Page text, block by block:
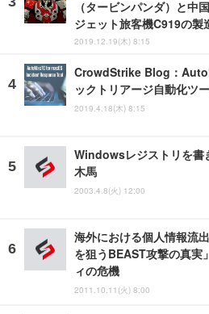
（タービンパンダ）と中
ジェット旅客機C919の製
2019.12.19(木) 8:15
CrowdStrike Blog：
ックトリアージ自動化ツ
2019.4.18(木) 8:15
Windowsレジストリを
木馬
2003.4.8(火) 12:00
海外における個人情報流
を狙うBEAST攻撃の真実
ィの危機
2011.10.11(火) 8:00